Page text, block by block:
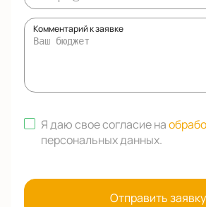
Комментарий к заявке
Я даю свое согласие на
персональных данных.
Отправить заявку